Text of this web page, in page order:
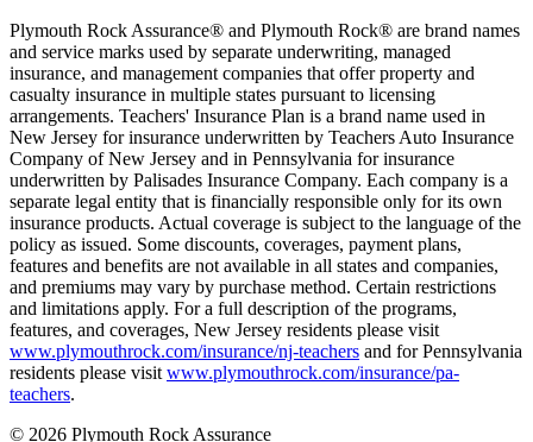
Plymouth Rock Assurance® and Plymouth Rock® are brand names
and service marks used by separate underwriting, managed
insurance, and management companies that offer property and
casualty insurance in multiple states pursuant to licensing
arrangements. Teachers' Insurance Plan is a brand name used in
New Jersey for insurance underwritten by Teachers Auto Insurance
Company of New Jersey and in Pennsylvania for insurance
underwritten by Palisades Insurance Company. Each company is a
separate legal entity that is financially responsible only for its own
insurance products. Actual coverage is subject to the language of the
policy as issued. Some discounts, coverages, payment plans,
features and benefits are not available in all states and companies,
and premiums may vary by purchase method. Certain restrictions
and limitations apply. For a full description of the programs,
features, and coverages, New Jersey residents please visit
www.plymouthrock.com/insurance/nj-teachers and for Pennsylvania
residents please visitwww.plymouthrock.com/insurance/pa-
teachers.
© 2026 Plymouth Rock Assurance